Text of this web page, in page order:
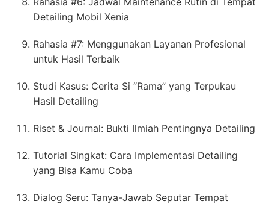
Detailing Mobil Xenia
Rahasia #7: Menggunakan Layanan Profesional
untuk Hasil Terbaik
Studi Kasus: Cerita Si “Rama” yang Terpukau
Hasil Detailing
Riset & Journal: Bukti Ilmiah Pentingnya Detailing
Tutorial Singkat: Cara Implementasi Detailing
yang Bisa Kamu Coba
Dialog Seru: Tanya-Jawab Seputar Tempat